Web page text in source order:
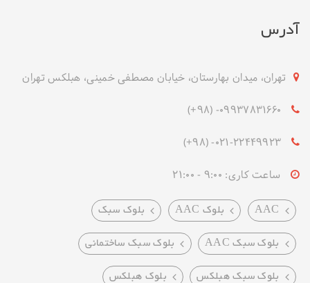
آدرس
تهران، میدان بهارستان، خیابان مصطفی خمینی، هبلکس تهران
ساعت کاری: 9:00 - 21:00
AAC بلوک AAC بلوک سبک
بلوک سبک AAC بلوک سبک ساختمانی
بلوک سبک هبلکس بلوک هبلکس